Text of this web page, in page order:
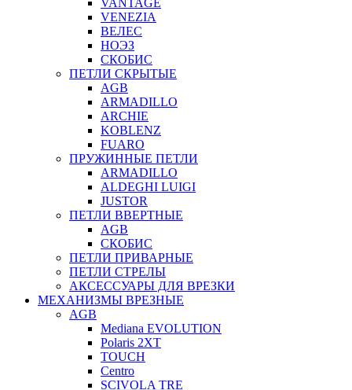
VENEZIA
ВЕЛЕС
НОЭЗ
СКОБИС
ПЕТЛИ СКРЫТЫЕ
AGB
ARMADILLO
ARCHIE
KOBLENZ
FUARO
ПРУЖИННЫЕ ПЕТЛИ
ARMADILLO
ALDEGHI LUIGI
JUSTOR
ПЕТЛИ ВВЕРТНЫЕ
AGB
СКОБИС
ПЕТЛИ ПРИВАРНЫЕ
ПЕТЛИ СТРЕЛЫ
АКСЕССУАРЫ ДЛЯ ВРЕЗКИ
МЕХАНИЗМЫ ВРЕЗНЫЕ
AGB
Mediana EVOLUTION
Polaris 2XT
TOUCH
Centro
SCIVOLA TRE